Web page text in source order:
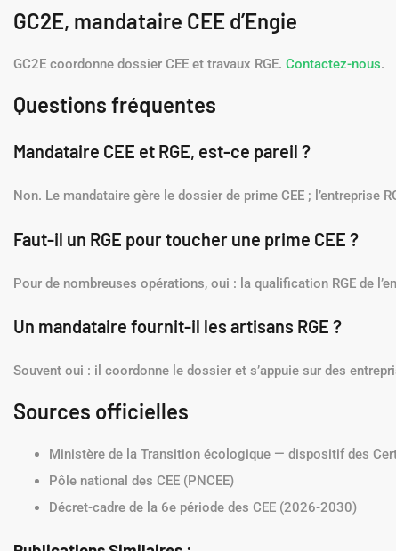
GC2E, mandataire CEE d’Engie
GC2E coordonne dossier CEE et travaux RGE. Contactez-nous.
Questions fréquentes
Mandataire CEE et RGE, est-ce pareil ?
Non. Le mandataire gère le dossier de prime CEE ; l’entreprise
Faut-il un RGE pour toucher une prime CEE ?
Pour de nombreuses opérations, oui : la qualification RGE de
Un mandataire fournit-il les artisans RGE ?
Souvent oui : il coordonne le dossier et s’appuie sur des
Sources officielles
Ministère de la Transition écologique — dispositif des
Pôle national des CEE (PNCEE)
Décret-cadre de la 6e période des CEE (2026-2030)